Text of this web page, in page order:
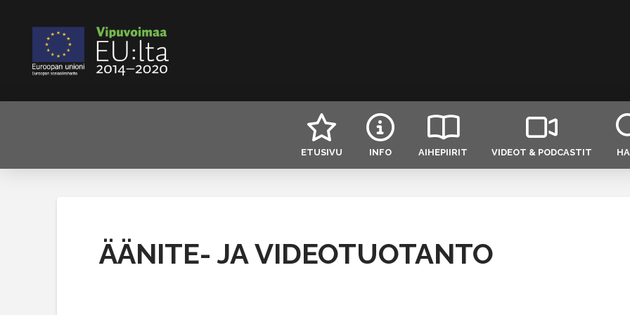
ETUSIVU INFO AIHEPIIRIT VIDEOT & PODCASTIT
ÄÄNITE- JA VIDEOTUOTANTO